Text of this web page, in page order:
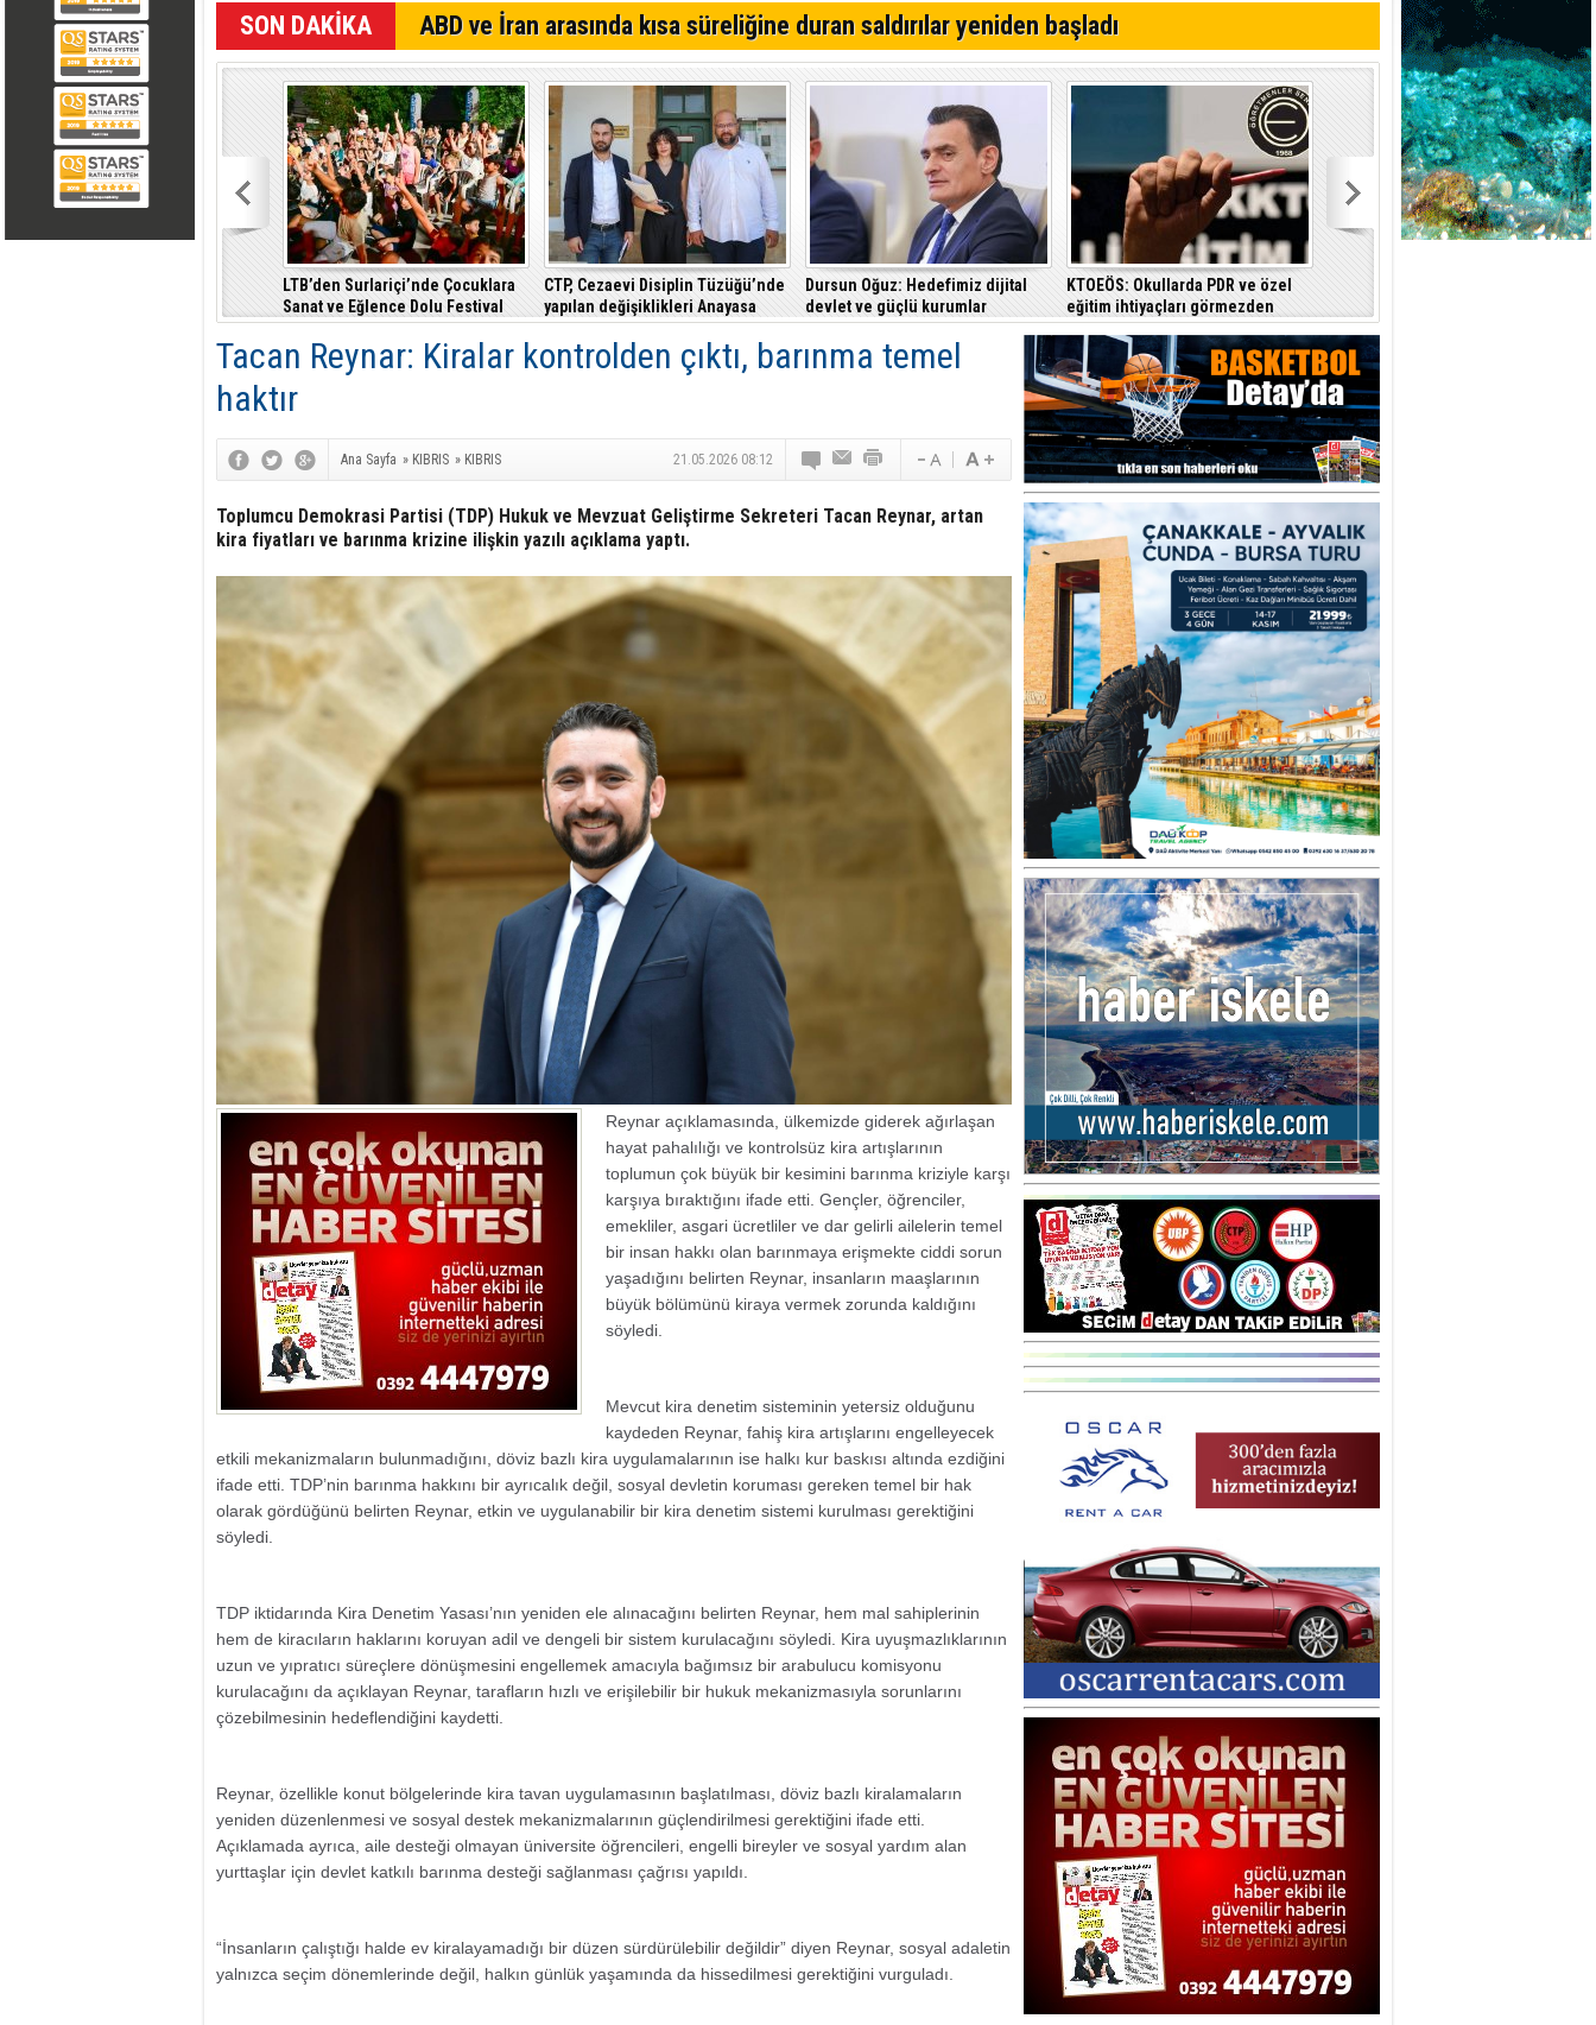
Lefkoşa'da bugün iki saatlik elektrik kesintisi yapılacak
Mağusa'da kim önde? İşte son anket sonuçları...
SON DAKİKA ABD ve İran arasında kısa süreliğine duran saldırılar yeniden başladı
LTB’den Surlariçi’nde Çocuklara
Sanat ve Eğlence Dolu Festival
CTP, Cezaevi Disiplin Tüzüğü’nde
yapılan değişiklikleri Anayasa
Mahkemesi’ne taşıdı
Dursun Oğuz: Hedefimiz dijital
devlet ve güçlü kurumlar
KTOEÖS: Okullarda PDR ve özel
eğitim ihtiyaçları görmezden
geliniyor
anlayışıdır
Tacan Reynar: Kiralar kontrolden çıktı, barınma temel
haktır
Ana Sayfa » KIBRIS » KIBRIS 21.05.2026 08:12
Toplumcu Demokrasi Partisi (TDP) Hukuk ve Mevzuat Geliştirme Sekreteri Tacan Reynar, artan
kira fiyatları ve barınma krizine ilişkin yazılı açıklama yaptı.
Reynar açıklamasında, ülkemizde giderek ağırlaşan
hayat pahalılığı ve kontrolsüz kira artışlarının
toplumun çok büyük bir kesimini barınma kriziyle karşı
karşıya bıraktığını ifade etti. Gençler, öğrenciler,
emekliler, asgari ücretliler ve dar gelirli ailelerin temel
bir insan hakkı olan barınmaya erişmekte ciddi sorun
yaşadığını belirten Reynar, insanların maaşlarının
büyük bölümünü kiraya vermek zorunda kaldığını
söyledi.
Mevcut kira denetim sisteminin yetersiz olduğunu
kaydeden Reynar, fahiş kira artışlarını engelleyecek
etkili mekanizmaların bulunmadığını, döviz bazlı kira uygulamalarının ise halkı kur baskısı altında ezdiğini
ifade etti. TDP’nin barınma hakkını bir ayrıcalık değil, sosyal devletin koruması gereken temel bir hak
olarak gördüğünü belirten Reynar, etkin ve uygulanabilir bir kira denetim sistemi kurulması gerektiğini
söyledi.
TDP iktidarında Kira Denetim Yasası’nın yeniden ele alınacağını belirten Reynar, hem mal sahiplerinin
hem de kiracıların haklarını koruyan adil ve dengeli bir sistem kurulacağını söyledi. Kira uyuşmazlıklarının
uzun ve yıpratıcı süreçlere dönüşmesini engellemek amacıyla bağımsız bir arabulucu komisyonu
kurulacağını da açıklayan Reynar, tarafların hızlı ve erişilebilir bir hukuk mekanizmasıyla sorunlarını
çözebilmesinin hedeflendiğini kaydetti.
Reynar, özellikle konut bölgelerinde kira tavan uygulamasının başlatılması, döviz bazlı kiralamaların
yeniden düzenlenmesi ve sosyal destek mekanizmalarının güçlendirilmesi gerektiğini ifade etti.
Açıklamada ayrıca, aile desteği olmayan üniversite öğrencileri, engelli bireyler ve sosyal yardım alan
yurttaşlar için devlet katkılı barınma desteği sağlanması çağrısı yapıldı.
“İnsanların çalıştığı halde ev kiralayamadığı bir düzen sürdürülebilir değildir” diyen Reynar, sosyal adaletin
yalnızca seçim dönemlerinde değil, halkın günlük yaşamında da hissedilmesi gerektiğini vurguladı.